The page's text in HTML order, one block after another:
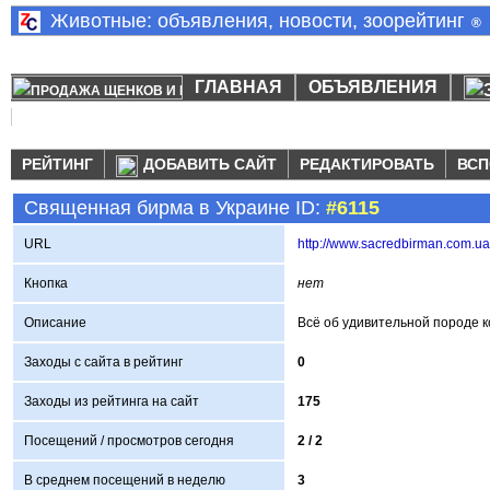
Животные: объявления, новости, зоорейтинг ®
ГЛАВНАЯ ОБЪЯВЛЕНИЯ
РЕЙТИНГ ДОБАВИТЬ САЙТ РЕДАКТИРОВАТЬ
Священная бирма в Украине ID: #6115
URL http://www.sacredbirman.com.ua
Кнопка нет
Описание Всё об удивительной породе
Заходы с сайта в рейтинг 0
Заходы из рейтинга на сайт 175
Посещений / просмотров сегодня 2 /2
В среднем посещений в неделю 3